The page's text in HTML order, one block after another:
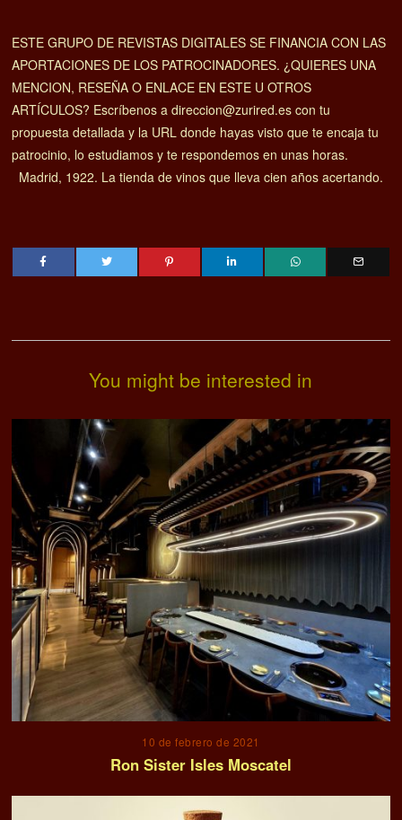
ESTE GRUPO DE REVISTAS DIGITALES SE FINANCIA CON LAS
APORTACIONES DE LOS PATROCINADORES. ¿QUIERES UNA
MENCION, RESEÑA O ENLACE EN ESTE U OTROS
ARTÍCULOS? Escríbenos a direccion@zurired.es con tu
propuesta detallada y la URL donde hayas visto que te encaja tu
patrocinio, lo estudiamos y te respondemos en unas horas.
Madrid, 1922. La tienda de vinos que lleva cien años acertando.
You might be interested in
10 de febrero de 2021
Ron Sister Isles Moscatel